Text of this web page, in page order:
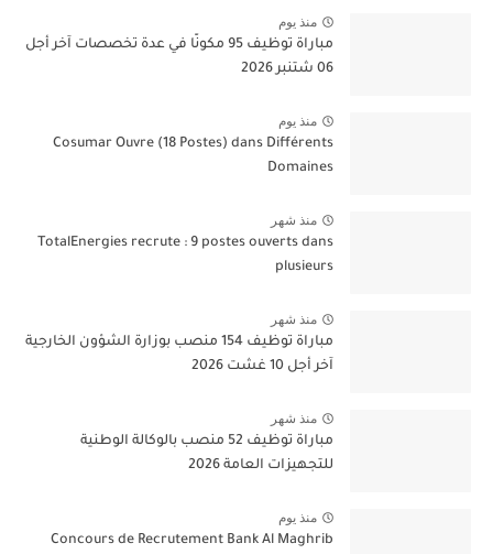
منذ يوم
مباراة توظيف 95 مكونًا في عدة تخصصات آخر أجل
06 شتنبر 2026
منذ يوم
Cosumar Ouvre (18 Postes) dans Différents
Domaines
منذ شهر
TotalEnergies recrute : 9 postes ouverts dans
plusieurs
منذ شهر
مباراة توظيف 154 منصب بوزارة الشؤون الخارجية
آخر أجل 10 غشت 2026
منذ شهر
مباراة توظيف 52 منصب بالوكالة الوطنية
للتجهيزات العامة 2026
منذ يوم
Concours de Recrutement Bank Al Maghrib